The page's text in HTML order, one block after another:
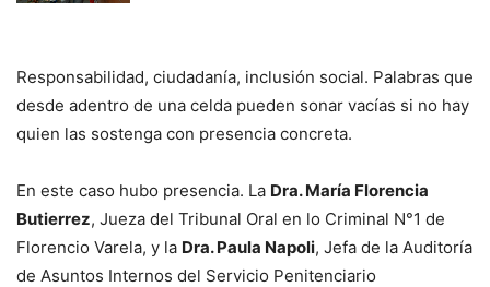
Responsabilidad, ciudadanía, inclusión social. Palabras que
desde adentro de una celda pueden sonar vacías si no hay
quien las sostenga con presencia concreta.
En este caso hubo presencia. La Dra. María Florencia
Butierrez, Jueza del Tribunal Oral en lo Criminal N°1 de
Florencio Varela, y la Dra. Paula Napoli, Jefa de la Auditoría
de Asuntos Internos del Servicio Penitenciario